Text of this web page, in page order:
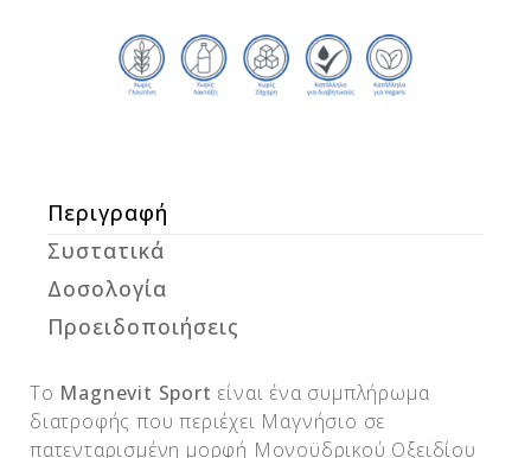
Περιγραφή
Συστατικά
Δοσολογία
Προειδοποιήσεις
Το Magnevit Sport είναι ένα συμπλήρωμα
διατροφής που περιέχει Μαγνήσιο σε
πατενταρισμένη μορφή Μονοϋδρικού Οξειδίου